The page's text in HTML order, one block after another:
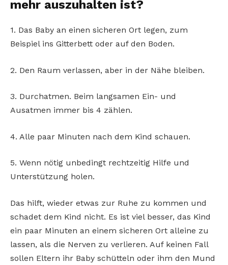
mehr auszuhalten ist?
1. Das Baby an einen sicheren Ort legen, zum
Beispiel ins Gitterbett oder auf den Boden.
2. Den Raum verlassen, aber in der Nähe bleiben.
3. Durchatmen. Beim langsamen Ein- und
Ausatmen immer bis 4 zählen.
4. Alle paar Minuten nach dem Kind schauen.
5. Wenn nötig unbedingt rechtzeitig Hilfe und
Unterstützung holen.
Das hilft, wieder etwas zur Ruhe zu kommen und
schadet dem Kind nicht. Es ist viel besser, das Kind
ein paar Minuten an einem sicheren Ort alleine zu
lassen, als die Nerven zu verlieren. Auf keinen Fall
sollen Eltern ihr Baby schütteln oder ihm den Mund